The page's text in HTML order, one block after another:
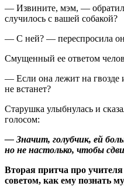
— Извините, мэм, —
случилось с вашей собакой?
— С ней? — переспросила
Смущенный ее ответом
— Если она лежит на гвозде
не встанет?
Старушка улыбнулась и
голосом:
— Значит, голубчик, ей
но не настолько, чтобы
Вторая притча про
советом, как ему познать